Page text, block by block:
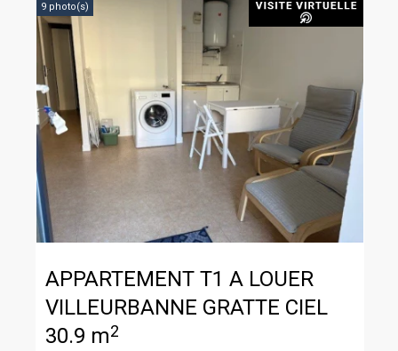
9 photo(s)
APPARTEMENT T1 A LOUER
VILLEURBANNE GRATTE CIEL
30.9 m2